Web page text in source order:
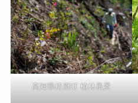
高知県梼原町 植林風景